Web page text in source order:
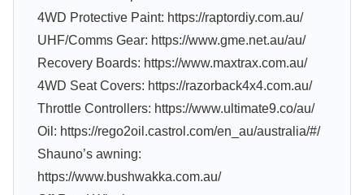
4WD Protective Paint: https://raptordiy.com.au/
UHF/Comms Gear: https://www.gme.net.au/au/
Recovery Boards: https://www.maxtrax.com.au/
4WD Seat Covers: https://razorback4x4.com.au/
Throttle Controllers: https://www.ultimate9.co/au/
Oil: https://rego2oil.castrol.com/en_au/australia/#/
Shauno’s awning:
https://www.bushwakka.com.au/